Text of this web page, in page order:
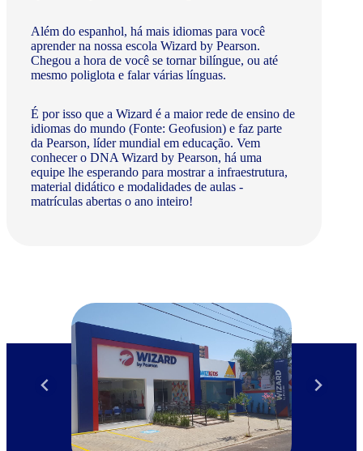
Além do espanhol, há mais idiomas para você
aprender na nossa escola Wizard by Pearson.
Chegou a hora de você se tornar bilíngue, ou até
mesmo poliglota e falar várias línguas.
É por isso que a Wizard é a maior rede de ensino de
idiomas do mundo (Fonte: Geofusion) e faz parte
da Pearson, líder mundial em educação. Vem
conhecer o DNA Wizard by Pearson, há uma
equipe lhe esperando para mostrar a infraestrutura,
material didático e modalidades de aulas -
matrículas abertas o ano inteiro!